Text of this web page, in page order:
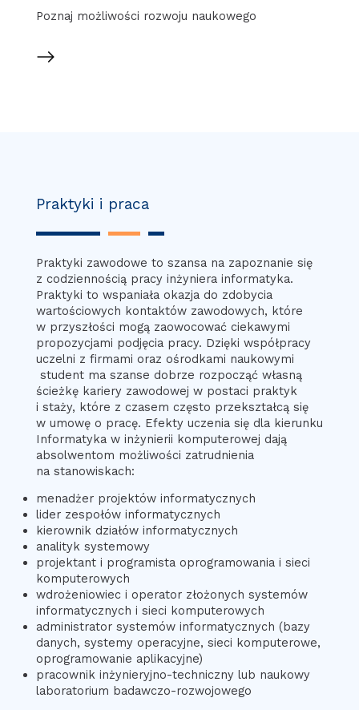
Poznaj możliwości rozwoju naukowego
Praktyki i praca
Praktyki zawodowe to szansa na zapoznanie się
z codziennością pracy inżyniera informatyka.
Praktyki to wspaniała okazja do zdobycia
wartościowych kontaktów zawodowych, które
w przyszłości mogą zaowocować ciekawymi
propozycjami podjęcia pracy. Dzięki współpracy
uczelni z firmami oraz ośrodkami naukowymi
student ma szanse dobrze rozpocząć własną
ścieżkę kariery zawodowej w postaci praktyk
i staży, które z czasem często przekształcą się
w umowę o pracę. Efekty uczenia się dla kierunku
Informatyka w inżynierii komputerowej dają
absolwentom możliwości zatrudnienia
na stanowiskach:
menadżer projektów informatycznych
lider zespołów informatycznych
kierownik działów informatycznych
analityk systemowy
projektant i programista oprogramowania i sieci
komputerowych
wdrożeniowiec i operator złożonych systemów
informatycznych i sieci komputerowych
administrator systemów informatycznych (bazy
danych, systemy operacyjne, sieci komputerowe,
oprogramowanie aplikacyjne)
pracownik inżynieryjno-techniczny lub naukowy
laboratorium badawczo-rozwojowego